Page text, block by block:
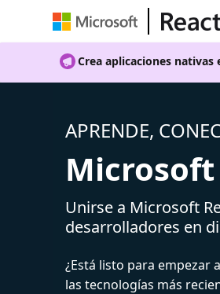
Crea aplicaciones nativas
APRENDE,
Unirse a Microsoft
desarrolladores en
¿Está listo para empezar
las tecnologías más